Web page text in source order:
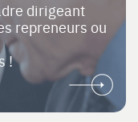
dirigeant
repreneurs ou
!